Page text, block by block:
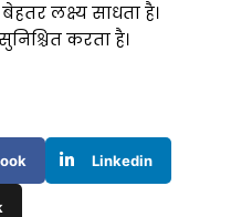
लक्ष्य साधता है।
करता है।
Linkedin